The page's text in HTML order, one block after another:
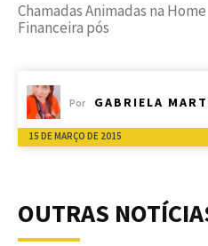
Chamadas Animadas na Home
Financeira pós
Por GABRIELA
15 DE MARÇO DE 2015
OUTRAS